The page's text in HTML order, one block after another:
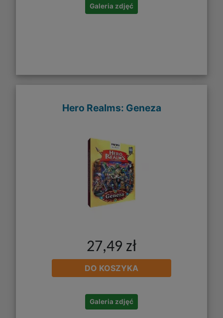
Galeria zdjęć
Hero Realms: Geneza
27,49 zł
DO KOSZYKA
Galeria zdjęć